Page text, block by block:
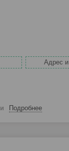
Адрес и
Подробнее